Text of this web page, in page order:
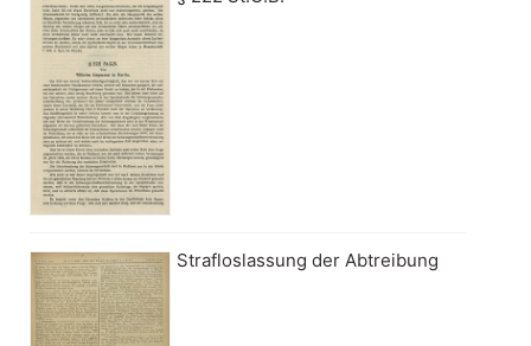
Strafloslassung der Abtreibung